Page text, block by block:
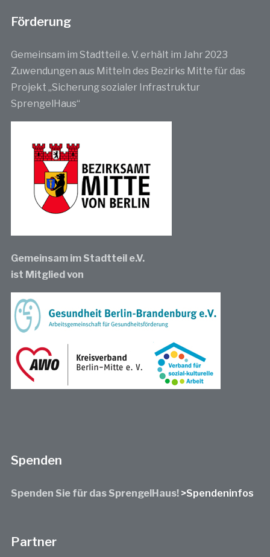
Förderung
Gemeinsam im Stadtteil e. V. erhält im Jahr 2023
Zuwendungen aus Mitteln des Bezirks Mitte für das
Projekt „Sicherung sozialer Infrastruktur
SprengelHaus“
Gemeinsam im Stadtteil e.V.
ist Mitglied von
Spenden
Spenden Sie für das SprengelHaus! >Spendeninfos
Partner